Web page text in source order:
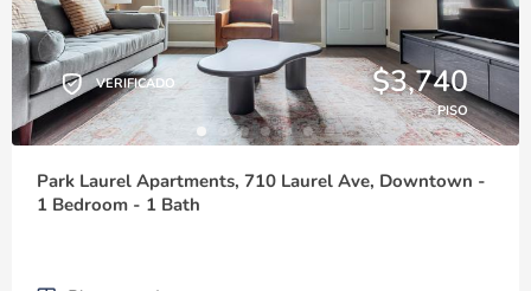
VERIFICADO $3,740
PISO
Park Laurel Apartments, 710 Laurel Ave, Downtown -
1 Bedroom - 1 Bath